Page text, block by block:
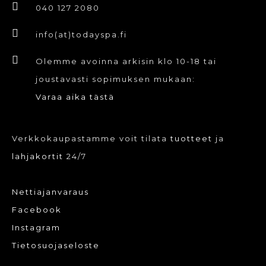
040 127 2080
info(at)todayspa.fi
Olemme avoinna arkisin klo 10-18 tai
joustavasti sopimuksen mukaan:
Varaa aika tästä
Verkkokaupastamme voit tilatatuotteet ja
lahjakortit 24/7
Nettiajanvaraus
Facebook
Instagram
Tietosuojaseloste